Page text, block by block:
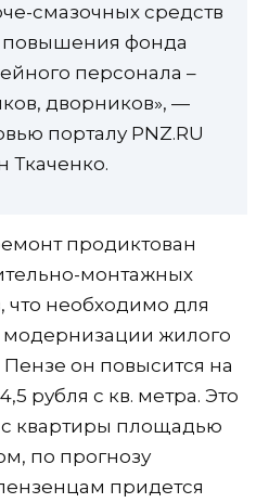
смазочных средств
повышения фонда
персонала –
дворников», —
порталу PNZ.RU
Ткаченко.
продиктован
монтажных
что необходимо для
модернизации жилого
он повысится на
рубля с кв. метра. Это
квартиры площадью
по прогнозу
придется